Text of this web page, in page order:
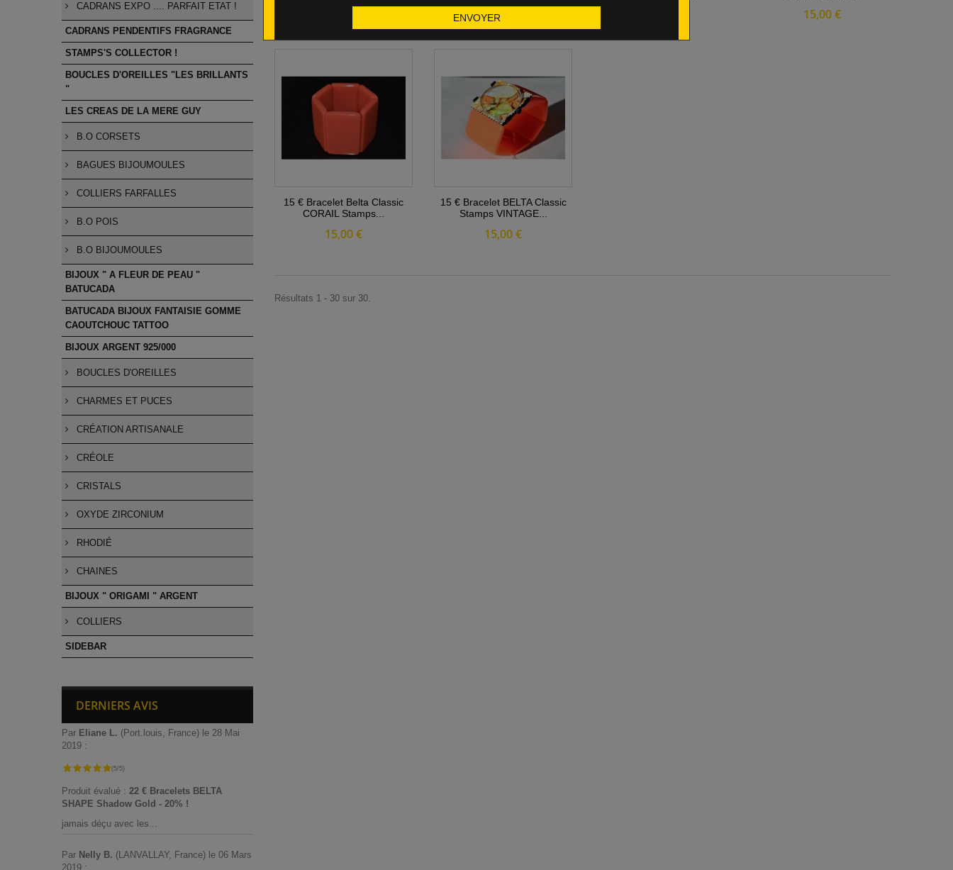
CADRANS EXPO .... PARFAIT ETAT !
CADRANS PENDENTIFS FRAGRANCE
STAMPS'S COLLECTOR !
BOUCLES D'OREILLES "LES BRILLANTS
"
LES CREAS DE LA MERE GUY
B.O CORSETS
BAGUES BIJOUMOULES
COLLIERS FARFALLES
B.O POIS
B.O BIJOUMOULES
BIJOUX " A FLEUR DE PEAU "
BATUCADA
BATUCADA BIJOUX FANTAISIE GOMME
CAOUTCHOUC TATTOO
BIJOUX ARGENT 925/000
BOUCLES D'OREILLES
CHARMES ET PUCES
CRÉATION ARTISANALE
CRÉOLE
CRISTALS
OXYDE ZIRCONIUM
RHODIÉ
CHAINES
BIJOUX " ORIGAMI " ARGENT
COLLIERS
SIDEBAR
DERNIERS AVIS
Par Eliane L. (Port.louis, France) le 28 Mai
2019 :
(5/5)
Produit évalué : 22 € Bracelets BELTA
SHAPE Shadow Gold - 20% !
jamais déçu avec les...
Par Nelly B. (LANVALLAY, France) le 06 Mars
2019 :
17,00 € 15,00 €
15 € Bracelet Belta Classic
CORAIL Stamps...
15,00 €
15 € Bracelet BELTA Classic
Stamps VINTAGE...
15,00 €
Résultats 1 - 30 sur 30.